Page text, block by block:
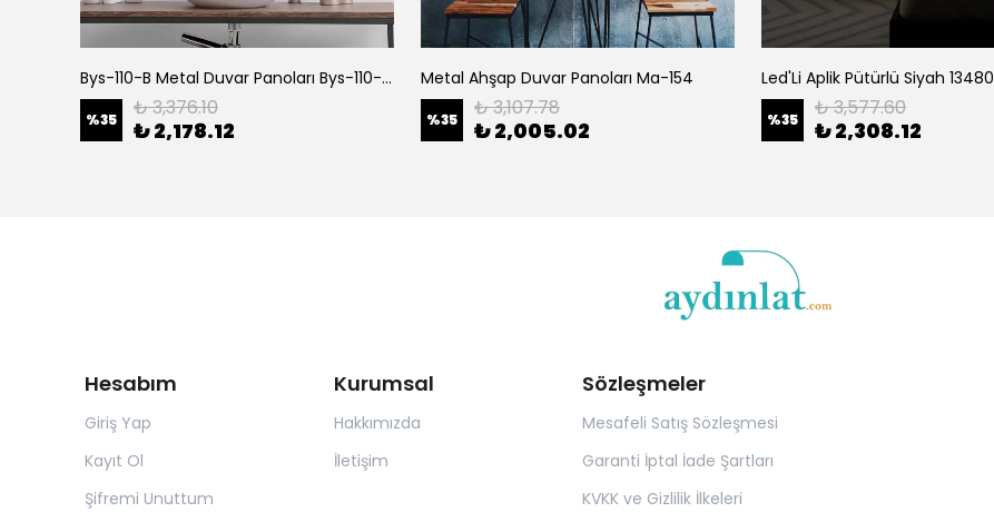
Bys-110-B Metal Duvar Panoları Bys-110-30-C
%35 ₺ 3,376.10
₺ 2,178.12
Metal Ahşap Duvar Panoları Ma-154
%35 ₺ 3,107.78
₺ 2,005.02
Led'Li Aplik Pütürlü Siyah 13480
%35 ₺ 3,577.60
₺ 2,308.12
Hesabım
Giriş Yap
Kayıt Ol
Şifremi Unuttum
Kurumsal
Hakkımızda
İletişim
Sözleşmeler
Mesafeli Satış Sözleşmesi
Garanti İptal İade Şartları
KVKK ve Gizlilik İlkeleri